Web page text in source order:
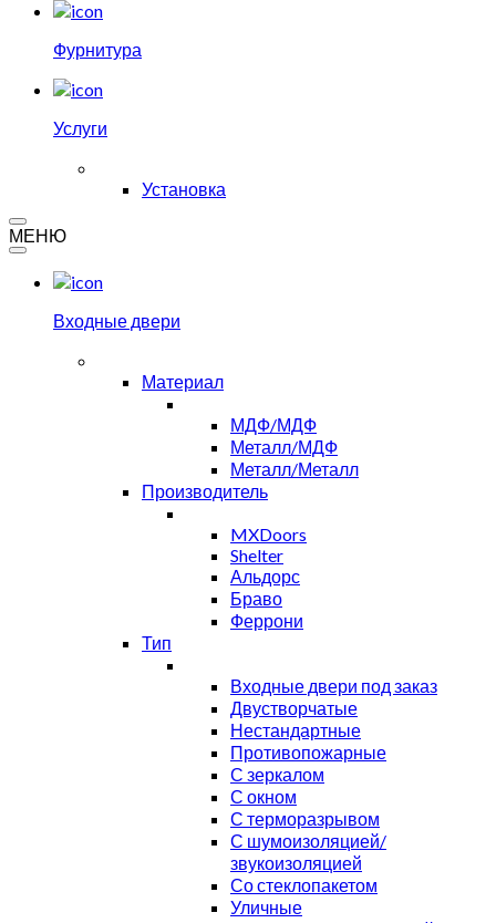
Фурнитура
Услуги
Установка
МЕНЮ
Входные двери
Материал
МДФ/МДФ
Металл/МДФ
Металл/Металл
Производитель
MXDoors
Shelter
Альдорс
Браво
Феррони
Тип
Входные двери под заказ
Двустворчатые
Нестандартные
Противопожарные
С зеркалом
С окном
С терморазрывом
С шумоизоляцией/
звукоизоляцией
Со стеклопакетом
Уличные